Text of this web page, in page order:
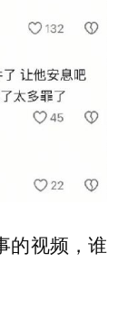
的视频，谁